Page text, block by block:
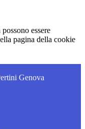
essere
pagina della cookie
Genova